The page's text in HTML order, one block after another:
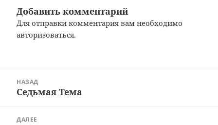
Добавить комментарий
Для отправки комментария вам необходимо
авторизоваться.
записям
НАЗАД
Предыдущая
Седьмая Тема
ДАЛЕЕ